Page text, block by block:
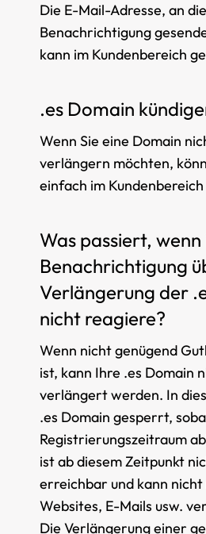
Die E-Mail-Adresse, an
Benachrichtigung
kann im Kundenbereich
.es Domain
Wenn Sie eine Domain
verlängern möchten,
einfach im
Was passiert,
Benachrichtigung
Verlängerung der
nicht reagiere?
Wenn nicht genügend
ist, kann Ihre .es Domain
verlängert werden. In
.es Domain gesperrt,
Registrierungszeitraum
ist ab diesem Zeitpunkt
erreichbar und kann
Websites, E-Mails usw.
Die Verlängerung einer